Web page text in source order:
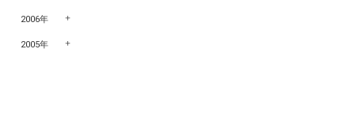
2006年
2005年